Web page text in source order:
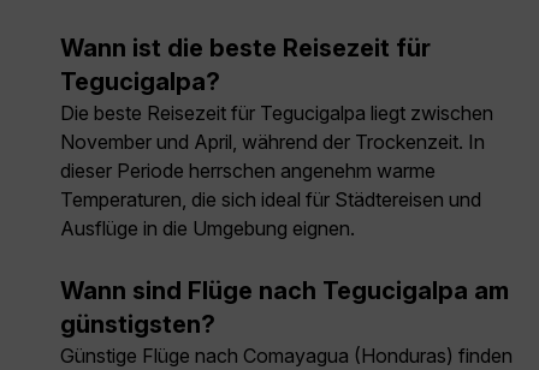
Wann ist die beste Reisezeit für
Tegucigalpa?
Die beste Reisezeit für Tegucigalpa liegt zwischen
November und April, während der Trockenzeit. In
dieser Periode herrschen angenehm warme
Temperaturen, die sich ideal für Städtereisen und
Ausflüge in die Umgebung eignen.
Wann sind Flüge nach Tegucigalpa am
günstigsten?
Günstige Flüge nach Comayagua (Honduras) finden